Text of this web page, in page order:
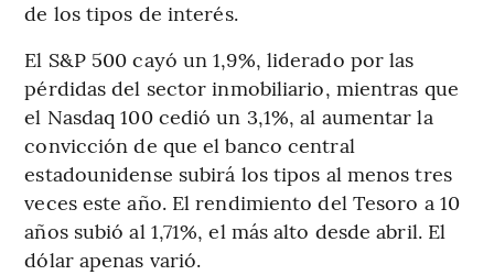
de los tipos de interés.
El S&P 500 cayó un 1,9%, liderado por las
pérdidas del sector inmobiliario, mientras que
el Nasdaq 100 cedió un 3,1%, al aumentar la
convicción de que el banco central
estadounidense subirá los tipos al menos tres
veces este año. El rendimiento del Tesoro a 10
años subió al 1,71%, el más alto desde abril. El
dólar apenas varió.